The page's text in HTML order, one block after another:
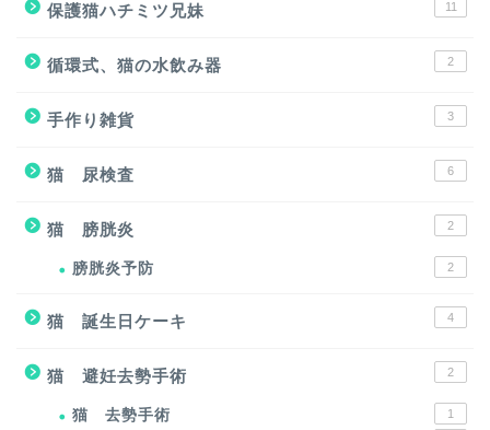
保護猫ハチミツ兄妹 11
循環式、猫の水飲み器 2
手作り雑貨 3
猫 尿検査 6
猫 膀胱炎 2
膀胱炎予防 2
猫 誕生日ケーキ 4
猫 避妊去勢手術 2
猫 去勢手術 1